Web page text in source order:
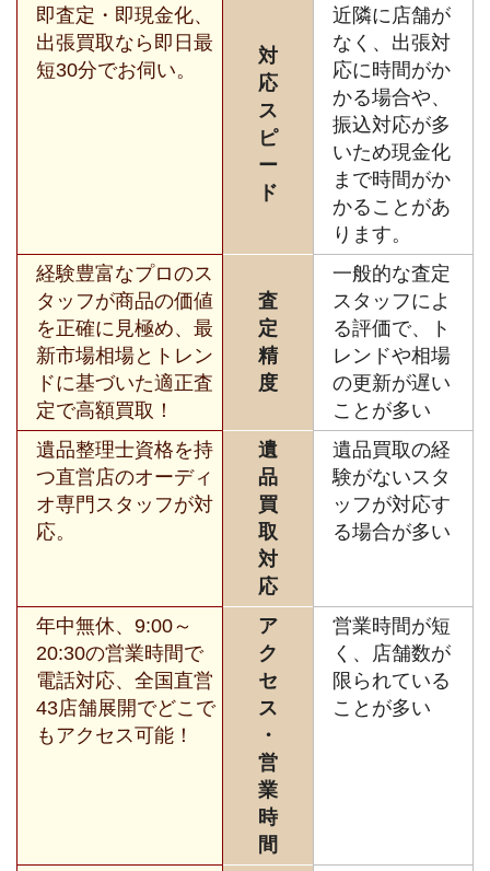
即査定・即現金化、
出張買取なら即日最
短30分でお伺い。
対
応
ス
ピ
ー
ド
近隣に店舗が
なく、出張対
応に時間がか
かる場合や、
振込対応が多
いため現金化
まで時間がか
かることがあ
ります。
経験豊富なプロのス
タッフが商品の価値
を正確に見極め、最
新市場相場とトレン
ドに基づいた適正査
定で高額買取！
査
定
精
度
一般的な査定
スタッフによ
る評価で、ト
レンドや相場
の更新が遅い
ことが多い
遺品整理士資格を持
つ直営店のオーディ
オ専門スタッフが対
応。
遺
品
買
取
対
応
遺品買取の経
験がないスタ
ッフが対応す
る場合が多い
年中無休、9:00～
20:30の営業時間で
電話対応、全国直営
43店舗展開でどこで
もアクセス可能！
ア
ク
セ
ス
・
営
業
時
間
営業時間が短
く、店舗数が
限られている
ことが多い